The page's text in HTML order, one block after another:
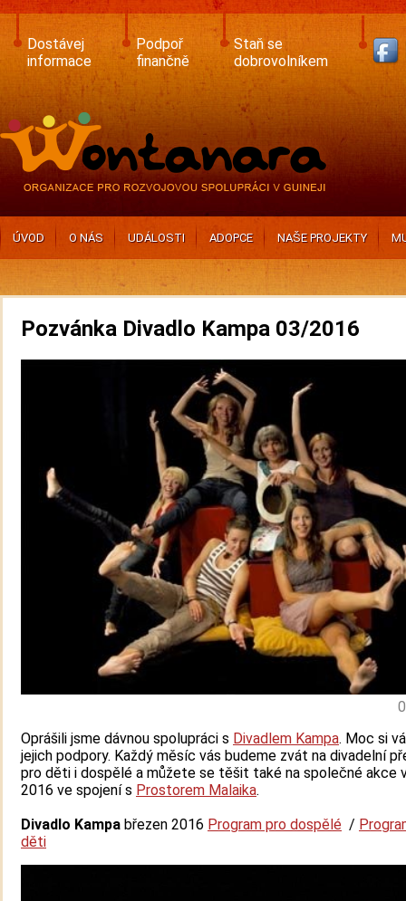
Skip
main
content
Dostávej
informace
Podpoř
finančně
Staň se
dobrovolníkem
ÚVOD O NÁS UDÁLOSTI ADOPCE NAŠE PROJEKTY
Pozvánka Divadlo Kampa 03/2016
Oprášili jsme dávnou spolupráci s Divadlem Kampa. Moc si
jejich podpory. Každý měsíc vás budeme zvát na divadelní
pro děti i dospělé a můžete se těšit také na společné akce
2016 ve spojení s Prostorem Malaika.
Divadlo Kampa březen 2016 Program pro dospělé /
děti